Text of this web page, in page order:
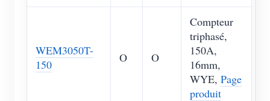
WEM3050T-
150
O O
Compteur
triphasé,
150A,
16mm,
WYE, Page
produit